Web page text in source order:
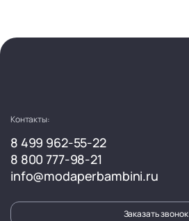
Контакты:
8 499 962-55-22
8 800 777-98-21
info@modaperbambini.ru
Заказать звонок